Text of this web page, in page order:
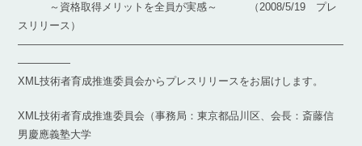
～資格取得メリットを全員が実感～ （2008/5/19 プレ
スリリース）
―――――――――――――――――――――――――――――――
―――――
XML技術者育成推進委員会からプレスリリースをお届けします。
XML技術者育成推進委員会（事務局：東京都品川区、会長：斎藤信
男慶應義塾大学